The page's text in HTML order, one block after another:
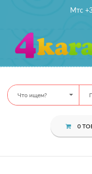
Мтс
Что ищем?
0